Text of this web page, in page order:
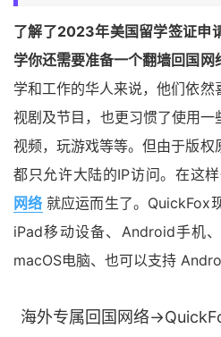
了解了2023年美国留学签证申
学你还需要准备一个翻墙回国网
学和工作的华人来说，他们依
视剧及节目，也更习惯了使用
视频，玩游戏等等。但由于版权
都只允许大陆的IP访问。在这样
网络 就应运而生了。QuickFox
iPad移动设备、Android手机
macOS电脑、也可以支持
海外专属回国网络